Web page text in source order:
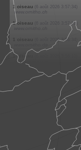
1 oiseau (6 août 2026 3:57:50)
www.ornitho.ch
1 oiseau (6 août 2026 3:57:49)
(6 août 2026 3:57:47)
1 oiseau
www.ornitho.de
(6 août 2026 3:57:43)
www.ornitho.ch
2 oiseaux (6 août 2026 3:57:42)
(6 août 2026 3:57:40)
(6 août 2026 3:57:34)
(6 août 2026 3:57:30)